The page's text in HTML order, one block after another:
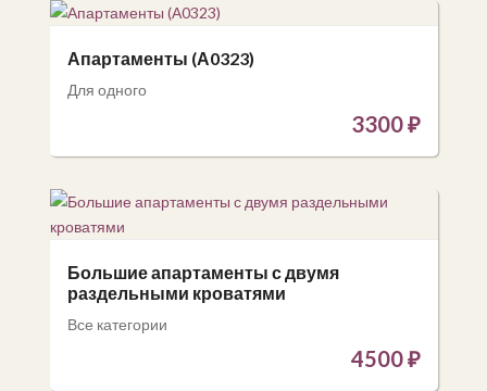
Апартаменты (А0323)
Для одного
3300₽
Большие апартаменты с двумя
раздельными кроватями
Все категории
4500₽